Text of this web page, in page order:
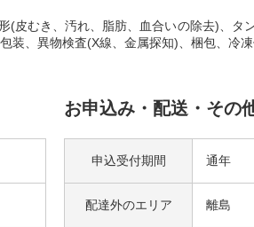
皮むき、汚れ、脂肪、血合いの除去)、タ
装、異物検査(X線、金属探知)、梱包、冷
お申込み・配送・その
申込受付期間 通年
配達外のエリア 離島